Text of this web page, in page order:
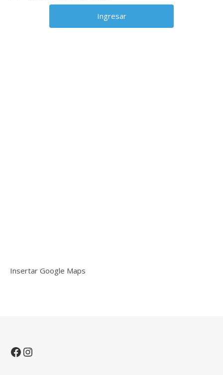
Insertar Google Maps
Facebook
Instagram